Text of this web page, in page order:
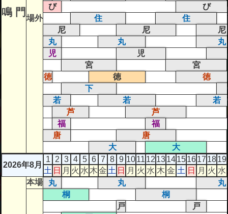
鳴 門 場外
び
び
住
住
尼
尼
尼
丸
丸
丸
児
児
宮
宮
徳
徳
徳
下
若
若
若
芦
芦
福
福
唐
唐
大
大
2026年8月
1 2 3 4 5 6 7 8 9 1011 12 1314151617 1819
土 日 月 火 水 木金 土 日 月 火 水 木 金 土 日 月 火 水
本場 丸 丸 丸
桐
桐
戸
戸